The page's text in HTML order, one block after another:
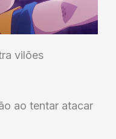
vilões
ao tentar atacar